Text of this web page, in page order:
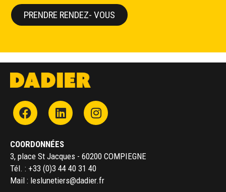
PRENDRE RENDEZ- VOUS
COORDONNÉES
3, place St Jacques - 60200 COMPIEGNE
Tél. : +33 (0)3 44 40 31 40
Mail : leslunetiers@dadier.fr